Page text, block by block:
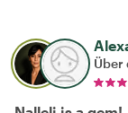
Über